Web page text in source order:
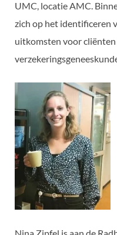
UMC, locatie AMC.
zich op het identificeren
uitkomsten voor